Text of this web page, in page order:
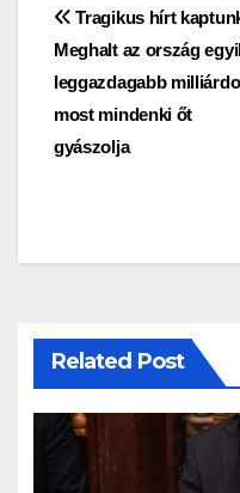
Bejegyzés
navigáció
Tragikus hírt
Meghalt az ország
leggazdagabb
most mindenki őt
gyászolja
Related Post